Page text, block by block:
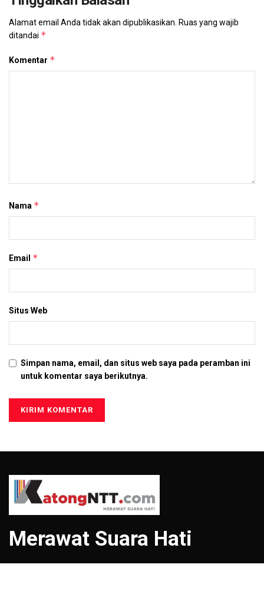
Alamat email Anda tidak akan dipublikasikan. Ruas yang wajib
ditandai *
Komentar *
Nama *
Email *
Situs Web
Simpan nama, email, dan situs web saya pada peramban ini
untuk komentar saya berikutnya.
Merawat Suara Hati